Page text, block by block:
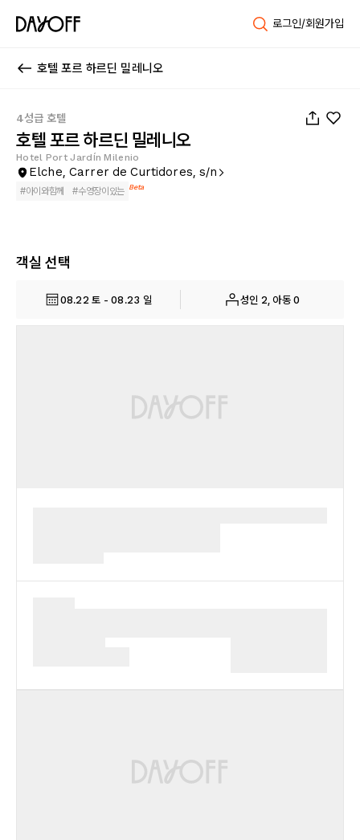
로그인/회원가입
호텔 포르 하르딘 밀레니오
4성급 호텔
호텔 포르 하르딘 밀레니오
Hotel Port Jardín Milenio
Elche, Carrer de Curtidores, s/n
#아이와함께 #수영장이있는 Beta
객실 선택
08.22 토 - 08.23 일 성인 2, 아동 0